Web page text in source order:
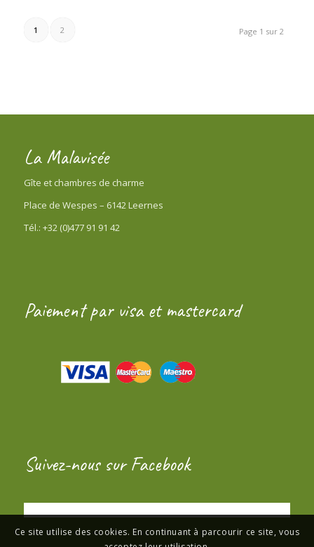
Page 1 sur 2
1 2
La Malavisée
Gîte et chambres de charme
Place de Wespes – 6142 Leernes
Tél.: +32 (0)477 91 91 42
Paiement par visa et mastercard
Suivez-nous sur Facebook
Ce site utilise des cookies. En continuant à parcourir ce site, vous